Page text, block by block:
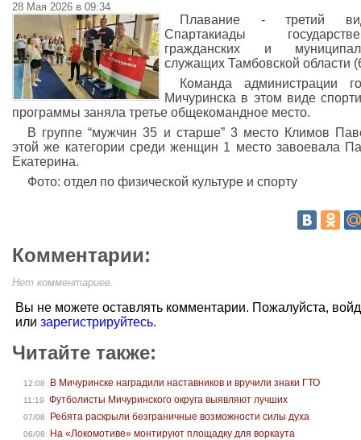
28 Мая 2026 в 09:34
Плавание - третий
Спартакиады
гражданских и
служащих Тамбовской области
Команда администрации
Мичуринска в этом виде
программы заняла третье общекомандное место.
В группе “мужчин 35 и старше” 3 место Климов
этой же категории среди женщин 1 место завоевала
Екатерина.
Фото: отдел по физической культуре и спорту
Комментарии:
Нет комментариев.
Вы не можете оставлять комментарии. Пожалуйста,
или зарегистрируйтесь.
Читайте также:
12:08 В Мичуринске наградили наставников и вручили знаки ГТО
11:19 Футболисты Мичуринского округа выявляют лучших
07/08 Ребята раскрыли безграничные возможности силы духа
06/08 На «Локомотиве» монтируют площадку для воркаута